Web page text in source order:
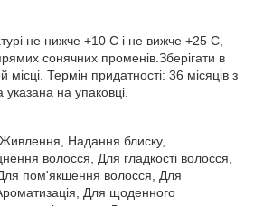
не нижче +10 С і не вижче +25 С,
сонячних променів.Зберігати в
місці. Термін придатності: 36 місяців з
на упаковці.
Живлення, Надання блиску,
волосся, Для гладкості волосся,
пом'якшення волосся, Для
Для щоденного